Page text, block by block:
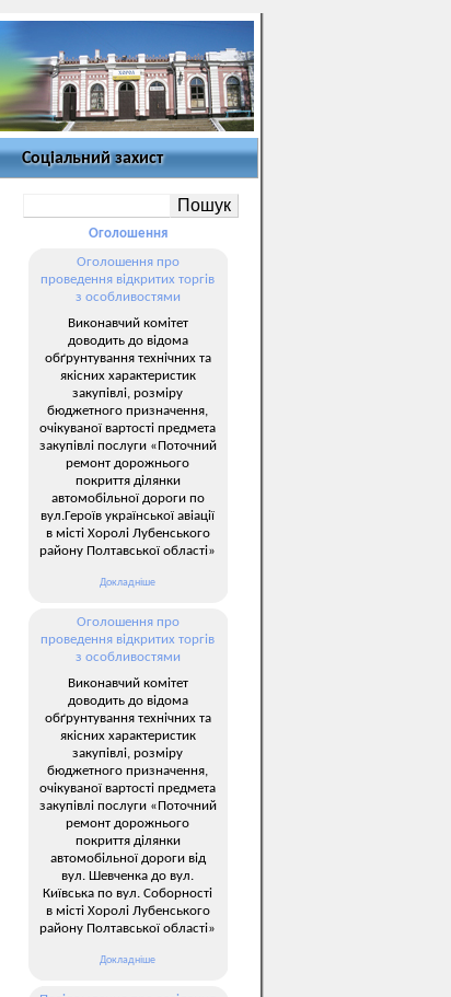
Соціальний захист
Оголошення
Оголошення про
проведення відкритих торгів
з особливостями
Виконавчий комітет
доводить до відома
обґрунтування технічних та
якісних характеристик
закупівлі, розміру
бюджетного призначення,
очікуваної вартості предмета
закупівлі послуги «Поточний
ремонт дорожнього
покриття ділянки
автомобільної дороги по
вул.Героїв української авіації
в місті Хоролі Лубенського
району Полтавської області»
Докладніше
Оголошення про
проведення відкритих торгів
з особливостями
Виконавчий комітет
доводить до відома
обґрунтування технічних та
якісних характеристик
закупівлі, розміру
бюджетного призначення,
очікуваної вартості предмета
закупівлі послуги «Поточний
ремонт дорожнього
покриття ділянки
автомобільної дороги від
вул. Шевченка до вул.
Київська по вул. Соборності
в місті Хоролі Лубенського
району Полтавської області»
Докладніше